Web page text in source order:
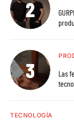
GURPI, la
Las
TECNOLOGÍA